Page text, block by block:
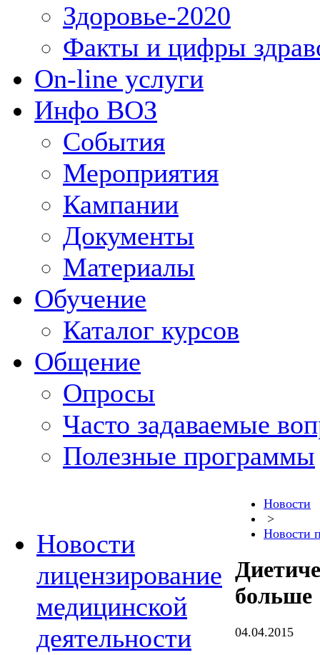
Здоровье-2020
Факты и цифры
On-line услуги
Инфо ВОЗ
События
Мероприятия
Кампании
Документы
Материалы
Обучение
Каталог курсов
Общение
Опросы
Часто задаваемые
Полезные программы
Новости
лицензирование
медицинской
деятельности
Новости
>
Новости
больше
04.04.2015